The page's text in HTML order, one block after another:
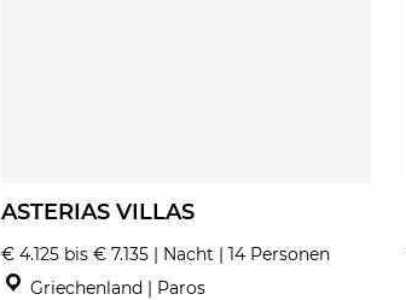
ASTERIAS VILLAS
€ 4.125 bis € 7.135 | Nacht | 14 Personen
Griechenland | Paros